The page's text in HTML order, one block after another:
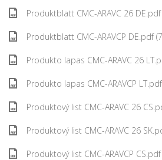
Produktblatt CMC-ARAVC 26 DE.pdf
Produktblatt CMC-ARAVCP DE.pdf
Produkto lapas CMC-ARAVC 26
Produkto lapas CMC-ARAVCP
Produktový list CMC-ARAVC 26
Produktový list CMC-ARAVC 26
Produktový list CMC-ARAVCP